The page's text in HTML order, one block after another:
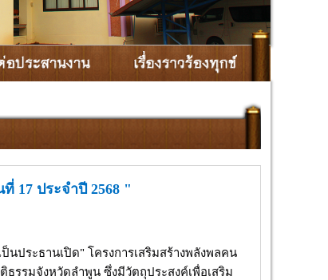
17 ประจำปี 2568 "
ประธานเปิด" โครงการเสริมสร้างพลังพลคน
รรมจังหวัดลำพูน ซึ่งมีวัตถุประสงค์เพื่อเสริม